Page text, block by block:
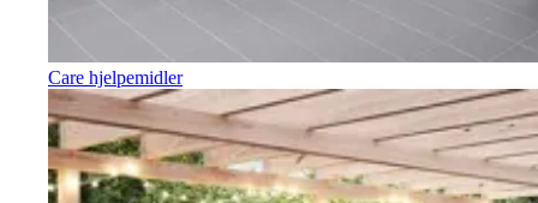
Care hjelpemidler